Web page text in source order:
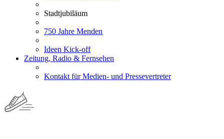
Stadtjubiläum
750 Jahre Menden
Ideen Kick-off
Zeitung, Radio & Fernsehen
Kontakt für Medien- und Pressevertreter